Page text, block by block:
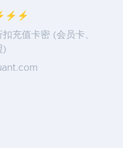
充值卡密 (会员卡、
)